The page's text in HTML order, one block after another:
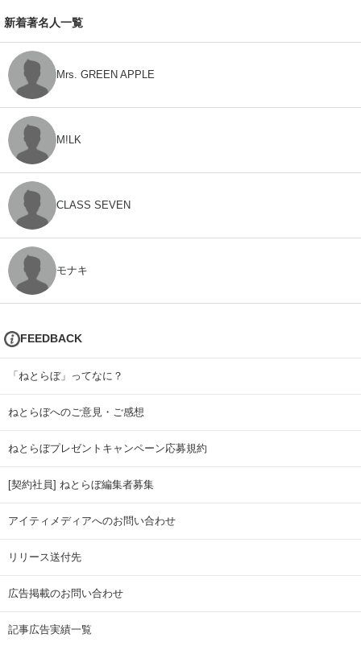
新着著名人一覧
Mrs. GREEN APPLE
M!LK
CLASS SEVEN
モナキ
FEEDBACK
「ねとらぼ」ってなに？
ねとらぼへのご意見・ご感想
ねとらぼプレゼントキャンペーン応募規約
[契約社員] ねとらぼ編集者募集
アイティメディアへのお問い合わせ
リリース送付先
広告掲載のお問い合わせ
記事広告実績一覧